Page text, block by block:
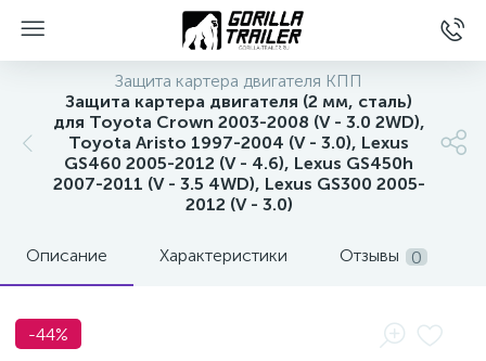
Защита картера двигателя КПП
Защита картера двигателя (2 мм, сталь)
для Toyota Crown 2003-2008 (V - 3.0 2WD),
Toyota Aristo 1997-2004 (V - 3.0), Lexus
GS460 2005-2012 (V - 4.6), Lexus GS450h
2007-2011 (V - 3.5 4WD), Lexus GS300 2005-
2012 (V - 3.0)
Описание Характеристики Отзывы 0
-44%